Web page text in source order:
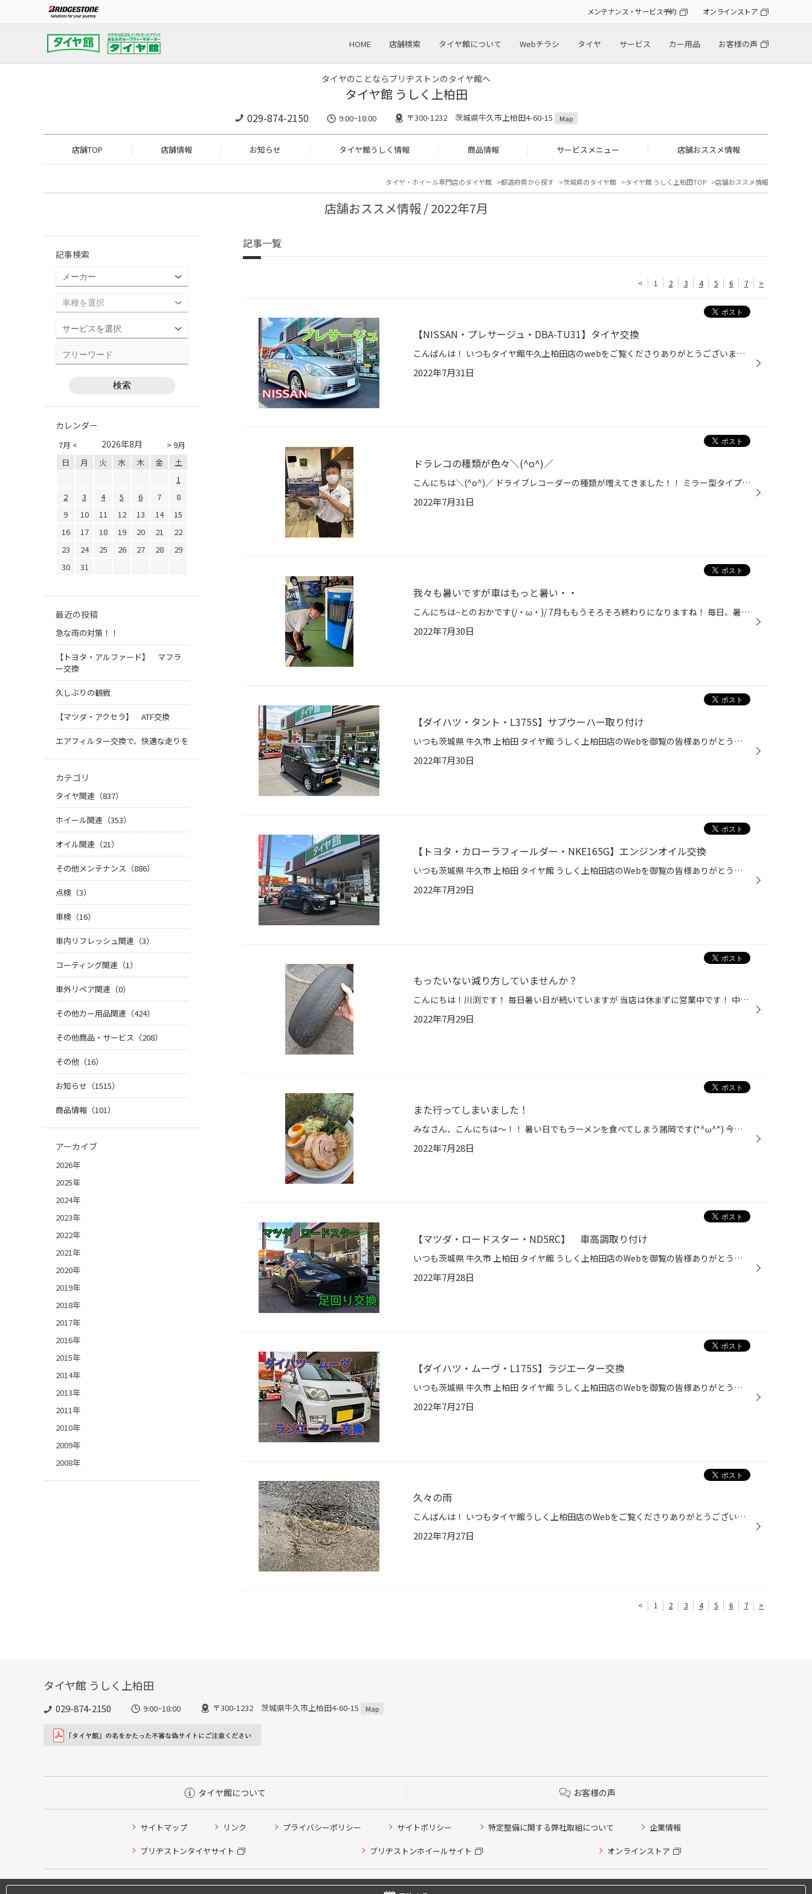
メンテナンス・サービス予約 オンラインストア
HOME 店舗検索 タイヤ館について Webチラシ タイヤ サービス カー用品 お客様の声
タイヤのことならブリヂストンのタイヤ館へ
タイヤ館 うしく上柏田
029-874-2150 9:00~18:00 〒300-1232 茨城県牛久市上柏田4-60-15 Map
店舗TOP 店舗情報 お知らせ タイヤ館うしく情報 商品情報 サービスメニュー 店舗おススメ情報
タイヤ・ホイール専門店のタイヤ館 都道府県から探す 茨城県のタイヤ館 タイヤ館 うしく上柏田TOP 店舗おススメ情報
店舗おススメ情報 / 2022年7月
記事一覧
< 1 2 3 4 5 6 7 >
【NISSAN・プレサージュ・DBA-TU31】タイヤ交換
こんばんは！ いつもタイヤ館牛久上柏田店のwebをご覧くださりありがとうございます。 タイヤ館牛久上柏田店の平塚です！ 今回はNISSANのプレサージュのタイヤ交換をさせていただきましたのでご紹介します。 今回お取り付けさせていただいたタイヤ 215/60R17 ルフトRVⅡ こちらのタイヤはミニバン専...
2022年7月31日
ドラレコの種類が色々＼(^o^)／
こんにちは＼(^o^)／ ドライブレコーダーの種類が増えてきました！！ ミラー型タイプ（リアカメラ付き） 360°+リアカメラ 前後カメラ 他にも3カメラ ユピテルさん Y-3000もあります。 使い方や用途で色々選べますよ！！ お車の使用状況にあったドラレコを取り付けましょう！！ ドラレコの事ならタイ...
2022年7月31日
我々も暑いですが車はもっと暑い・・
こんにちは~とのおかです(/・ω・)/ 7月ももうそろそろ終わりになりますね！ 毎日、暑いぃ~とか、暑くて動きたくないぃ、とか言っているとアッという間に 夏が終わってしまうので毎日を大切に、楽しく過ごしていきましょう(*^^)vただ、体調管理だけは怠らず！！ ところで我々も気温が暑くなれば当た...
2022年7月30日
【ダイハツ・タント・L375S】サブウーハー取り付け
いつも茨城県 牛久市 上柏田 タイヤ館 うしく上柏田店のWebを御覧の皆様ありがとうございます！ 本日は ダイハツ タント L375S のサブウーハー取り付けさせていただきました！ 今回取り付けするのはこちら！ カロッツェリア TS-WX400DA です！！ では、さっそく付けていきます！ 説明書通り付けてい...
2022年7月30日
【トヨタ・カローラフィールダー・NKE165G】エンジンオイル交換
いつも茨城県 牛久市 上柏田 タイヤ館 うしく上柏田店のWebを御覧の皆様ありがとうございます！ 本日はトヨタ・カローラフィールダーのエンジンオイル交換をさせていただきました！ まずはボンネットを開けて オイルフィラーキャップを 先に開けておきます ジャッキポイントに パッドを合わせて 車...
2022年7月29日
もったいない減り方していませんか？
こんにちは！川渕です！ 毎日暑い日が続いていますが 当店は休まずに営業中です！ 中でも最近はパンク等の トラブルでご来店される方が 増えています！非常に暑いので タイヤだけでなくバッテリーの トラブル等にも要注意ですね！ 下の写真のタイヤなのですが 左側がツルツルになってしまっています...
2022年7月29日
また行ってしまいました！
みなさん、こんにちは〜！！ 暑い日でもラーメンを食べてしまう諸岡です(*^ω^*) 今回は先日地元に新しく開店した清六家さんに行ってきました❗️ 人気No. 1の豚骨醤油ラーメンと餃子を食べました〜(⌒▽⌒) 濃厚なスープで、チャーシューも柔らかくてとても美味しかったです！！ 暑い日はまだまだ続きま...
2022年7月28日
【マツダ・ロードスター・ND5RC】 車高調取り付け
いつも茨城県 牛久市 上柏田 タイヤ館 うしく上柏田店のWebを御覧の皆様ありがとうございます！ 本日は マツダ ロードスター ND5RC の車高調を取り付けさせていただきました！ オートエグゼさん ストリートスポーツサスキット キジマスペック を取り付けました。 こちらをご覧ください ↓ オートエグ...
2022年7月28日
【ダイハツ・ムーヴ・L175S】ラジエーター交換
いつも茨城県 牛久市 上柏田 タイヤ館 うしく上柏田店のWebを御覧の皆様ありがとうございます！ 本日はダイハツ ムーヴ ラジエーター交換をご紹介させて頂きます♪ オイル交換で入庫されましたが、ボンネットを開けて見ると冷却水が漏れていたのでラジエーター交換になりました。 交換方法はまずもと...
2022年7月27日
久々の雨
こんばんは！ いつもタイヤ館うしく上柏田店のWebをご覧くださりありがとうございます。 タイヤ館うしく上柏田店の平塚です！ もう少しで7月が終わろうとしている中、久々に大雨が降りました。 この大雨の中で、出掛ける方や仕事に出勤する方いると思いますが、大雨の時の運転はとても危険です！ そ...
2022年7月27日
< 1 2 3 4 5 6 7 >
記事検索
カレンダー
7月 < > 9月
2026年8月
日 月 火 水 木 金
土
1
2
3 4 5 6 7
8
9
10 11 12 13 14
15
16
17 18 19 20 21
22
23
24 25 26 27 28
29
30
31
最近の投稿
急な雨の対策！！
【トヨタ・アルファード】 マフラ
ー交換
久しぶりの観戦
【マツダ・アクセラ】 ATF交換
エアフィルター交換で、快適な走りを
カテゴリ
タイヤ関連（837）
ホイール関連（353）
オイル関連（21）
その他メンテナンス（886）
点検（3）
車検（16）
車内リフレッシュ関連（3）
コーティング関連（1）
車外リペア関連（0）
その他カー用品関連（424）
その他商品・サービス（208）
その他（16）
お知らせ（1515）
商品情報（101）
アーカイブ
2026年
2025年
2024年
2023年
2022年
2021年
2020年
2019年
2018年
2017年
2016年
2015年
2014年
2013年
2011年
2010年
2009年
2008年
タイヤ館 うしく上柏田
029-874-2150 9:00~18:00 〒300-1232 茨城県牛久市上柏田4-60-15 Map
タイヤ館について お客様の声
サイトマップ リンク プライバシーポリシー サイトポリシー 特定整備に関する弊社取組について 企業情報
ブリヂストンタイヤサイト ブリヂストンホイールサイト オンラインストア
Copyright © 2024 Bridgestone Retail Co.,Ltd. All rights Reserved.
タイヤ点検・安全点検/タイヤ履き替え/オイル交換/その他ピット作業の予約